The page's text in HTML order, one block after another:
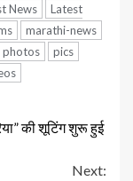
News
Latest
marathi-news
photos
pics
की शूटिंग शुरू हुई
Next: